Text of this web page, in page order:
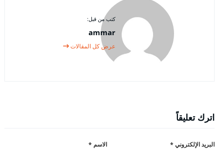
كتب من قبل:
ammar
عرض كل المقالات
اترك تعليقاً
الاسم * البريد الإلكتروني *